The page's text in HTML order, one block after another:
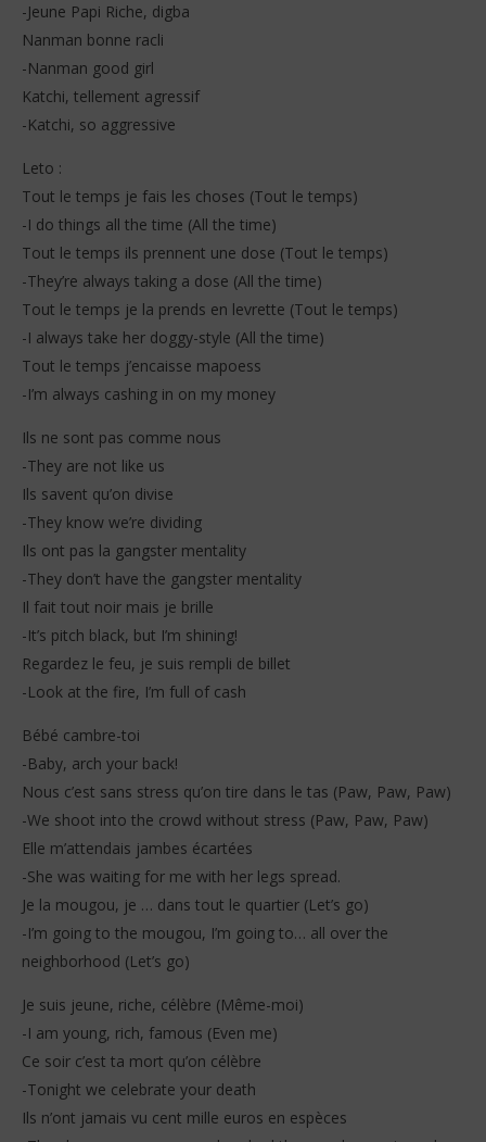
-Jeune Papi Riche, digba
Nanman bonne racli
-Nanman good girl
Katchi, tellement agressif
-Katchi, so aggressive
Leto :
Tout le temps je fais les choses (Tout le temps)
-I do things all the time (All the time)
Tout le temps ils prennent une dose (Tout le temps)
-They’re always taking a dose (All the time)
Tout le temps je la prends en levrette (Tout le temps)
-I always take her doggy-style (All the time)
Tout le temps j’encaisse mapoess
-I’m always cashing in on my money
Ils ne sont pas comme nous
-They are not like us
Ils savent qu’on divise
-They know we’re dividing
Ils ont pas la gangster mentality
-They don’t have the gangster mentality
Il fait tout noir mais je brille
-It’s pitch black, but I’m shining!
Regardez le feu, je suis rempli de billet
-Look at the fire, I’m full of cash
Bébé cambre-toi
-Baby, arch your back!
Nous c’est sans stress qu’on tire dans le tas (Paw, Paw, Paw)
-We shoot into the crowd without stress (Paw, Paw, Paw)
Elle m’attendais jambes écartées
-She was waiting for me with her legs spread.
Je la mougou, je … dans tout le quartier (Let’s go)
-I’m going to the mougou, I’m going to… all over the
neighborhood (Let’s go)
Je suis jeune, riche, célèbre (Même-moi)
-I am young, rich, famous (Even me)
Ce soir c’est ta mort qu’on célèbre
-Tonight we celebrate your death
Ils n’ont jamais vu cent mille euros en espèces